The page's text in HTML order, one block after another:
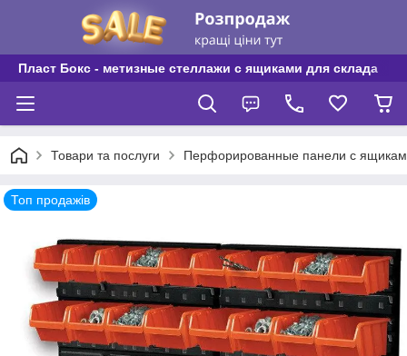
Пласт Бокс - метизные стеллажи с ящиками для склада
Товари та послуги Перфорированные панели с
Топ продажів